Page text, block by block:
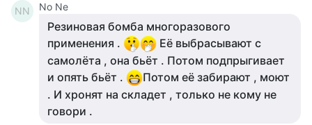
NN No Ne
Резиновая бомба многоразового
применения .
Её выбрасывают с
самолёта , она бьёт . Потом подпрыгивает
и опять бьёт .
Потом её забирают , моют
. И хронят на складет , только не кому не
говори .